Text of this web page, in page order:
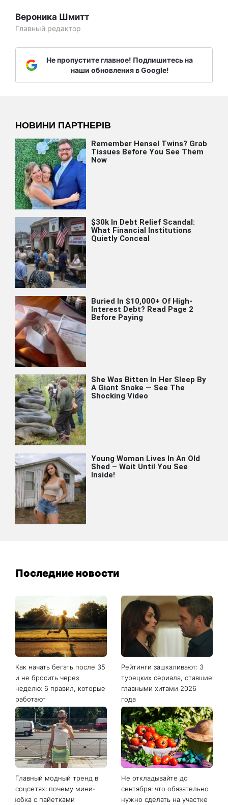
Вероника Шмитт
Главный редактор
Не пропустите главное! Подпишитесь на
наши обновления в Google!
Последние новости
Как начать бегать после 35
и не бросить через
неделю: 6 правил, которые
работают
Рейтинги зашкаливают: 3
турецких сериала, ставшие
главными хитами 2026
года
Главный модный тренд в
соцсетях: почему мини-
юбка с пайетками
Не откладывайте до
сентября: что обязательно
нужно сделать на участке